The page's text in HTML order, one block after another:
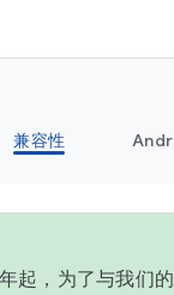
兼容性
起，为了与我们